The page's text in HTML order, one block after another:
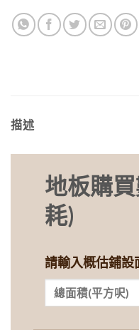
描述
地板購
耗)
請輸入概估鋪設